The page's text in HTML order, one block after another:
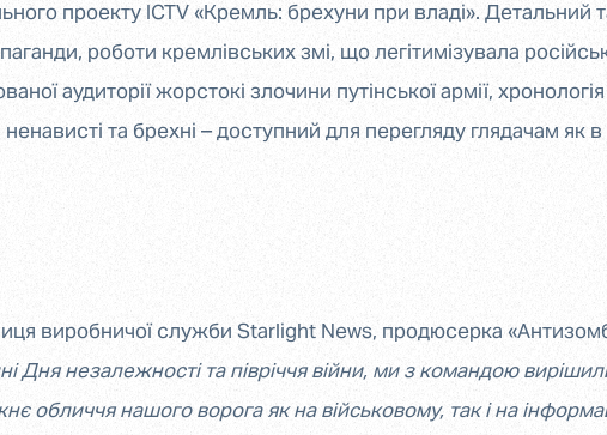
проекту ICTV «Кремль: брехуни при владі». Детальний
роботи кремлівських змі, що легітимізувала
аудиторії жорстокі злочини путінської армії,
ненависті та брехні – доступний для перегляду глядачам як в
виробничої служби Starlight News, продюсерка
Дня незалежності та півріччя війни, ми з командою
обличчя нашого ворога як на військовому, так і на